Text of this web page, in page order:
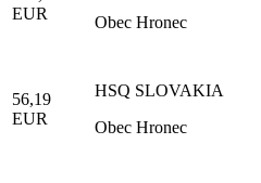
EUR
Obec Hronec
56,19
EUR
HSQ SLOVAKIA
Obec Hronec